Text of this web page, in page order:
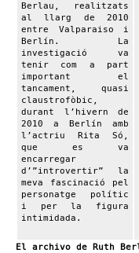
Berlau, realitzats
al llarg de 2010
entre Valparaiso i
Berlín. La
investigació va
tenir com a part
important el
tancament, quasi
claustrofòbic,
durant l’hivern de
2010 a Berlín amb
l’actriu Rita Só,
que es va
encarregar
d’”introvertir” la
meva fascinació pel
personatge polític
i per la figura
intimidada.
El archivo de Ruth